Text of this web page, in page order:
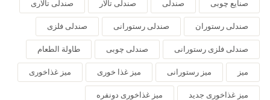
صنایع چوبی صندلی صندلی تالار صندلی تالاری
صندلی رستوران صندلی رستورانی صندلی فلزی
صندلی فلزی رستورانی صندلی چوبی طاولة الطعام
میز میز رستورانی میز غذا خوری میز غذاخوری
میز غذاخوری جدید میز غذاخوری دونفره